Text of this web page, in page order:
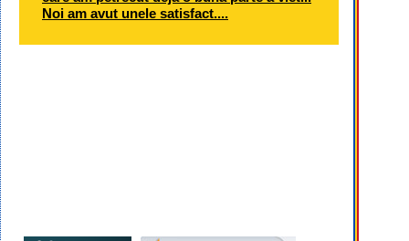
Noi am avut unele satisfact....